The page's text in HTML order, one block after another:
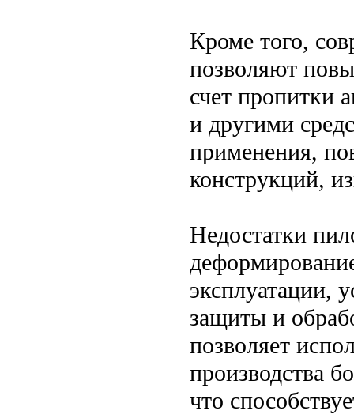
Кроме того,
позволяют
счет пропитки
и другими
применения,
конструкций,
Недостатки
эксплуатации,
защиты и
позволяет
производства
что